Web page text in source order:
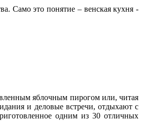
Само это понятие – венская кухня -
яблочным пирогом или, читая
и деловые встречи, отдыхают с
одним из 30 отличных